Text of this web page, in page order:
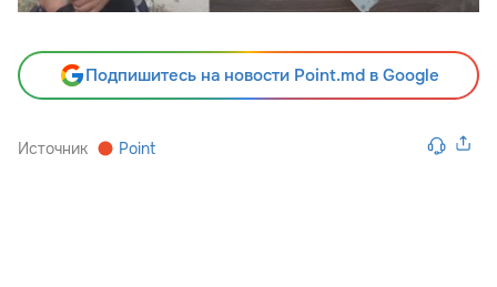
Подпишитесь на новости Point.md в Google
Источник Point